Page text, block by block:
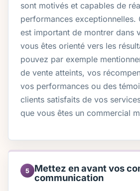
sont motivés et capables de
performances exceptionnelles.
est important de montrer dans
vous êtes orienté vers les
pouvez par exemple
de vente atteints, vos
vos performances ou des
clients satisfaits de vos
que vous êtes un commercial
5
Mettez en avant vos
communication